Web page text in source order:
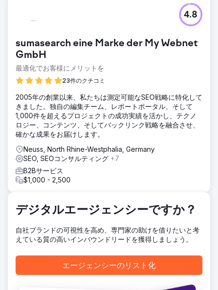
sumasearch eine Marke der My Webnet
GmbH
最適化でお客様にメリットを
23件のクチコミ
4.8
2005年の創業以来、私たちは測定可能なSEO戦略に特化して
きました。独自の編集チーム、レポートポータル、そして
1,000件を超えるプロジェクトの成功実績を活かし、テクノ
ロジー、コンテンツ、そしてバックリンク戦略を融合させ、
確かな成果をお届けします。
Neuss, North Rhine-Westphalia, Germany
SEO, SEOコンサルティング +7
B2Bサービス
$1,000 - 2,500
デジタルエージェンシーですか？
自社ブランドの可視性を高め、専門家の助けを借りたいと考
えている質の高いインバウンドリードを獲得しましょう。
エージェンシーのリスト化